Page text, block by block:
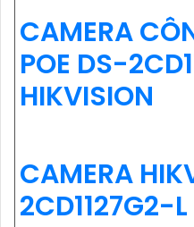
CAMERA
POE DS-
HIKVISION
CAMERA
2CD1127G2-L